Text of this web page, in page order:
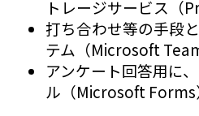
トレージサービス（
打ち合わせ等の手段
テム（Microsoft
アンケート回答用に
ル（Microsoft Forms